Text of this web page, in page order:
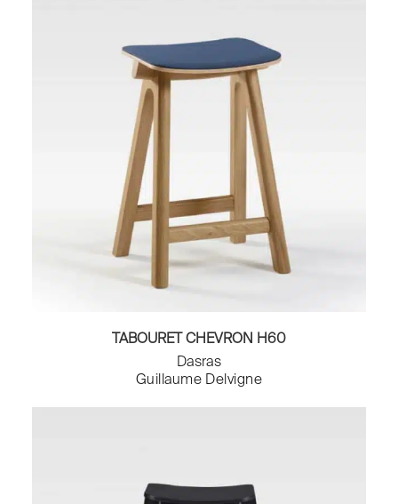
TABOURET CHEVRON H60
Dasras
Guillaume Delvigne